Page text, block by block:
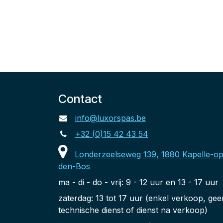
Contact
info@luxorspas.be
+32 (0)15 42 43 54
Londerzeelseweg 139, 1880 Kapelle-
den-Bos
ma - di - do - vrij: 9 - 12 uur en 13 - 17 uur
zaterdag: 13 tot 17 uur (enkel verkoop,
technische dienst of dienst na verkoop)